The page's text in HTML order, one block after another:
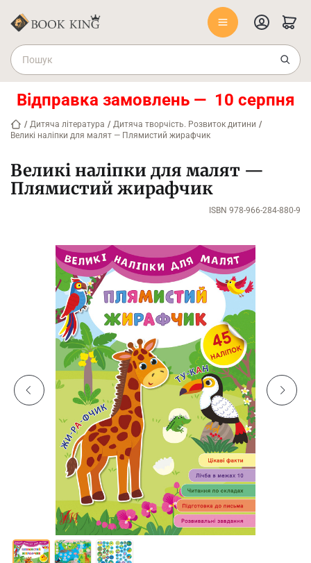
Відправка замовлень — 10 серпня
/ Дитяча література / Дитяча творчість. Розвиток дитини /
Великі наліпки для малят — Плямистий жирафчик
Великі наліпки для малят —
Плямистий жирафчик
ISBN 978-966-284-880-9